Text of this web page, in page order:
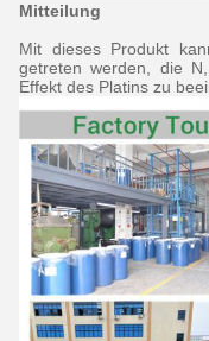
Mitteilung
Mit dieses Produkt
getreten werden, die
Effekt des Platins zu